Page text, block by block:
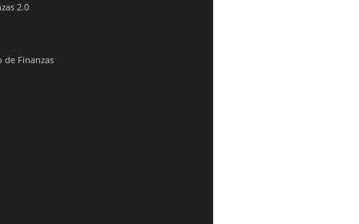
2.0
de Finanzas